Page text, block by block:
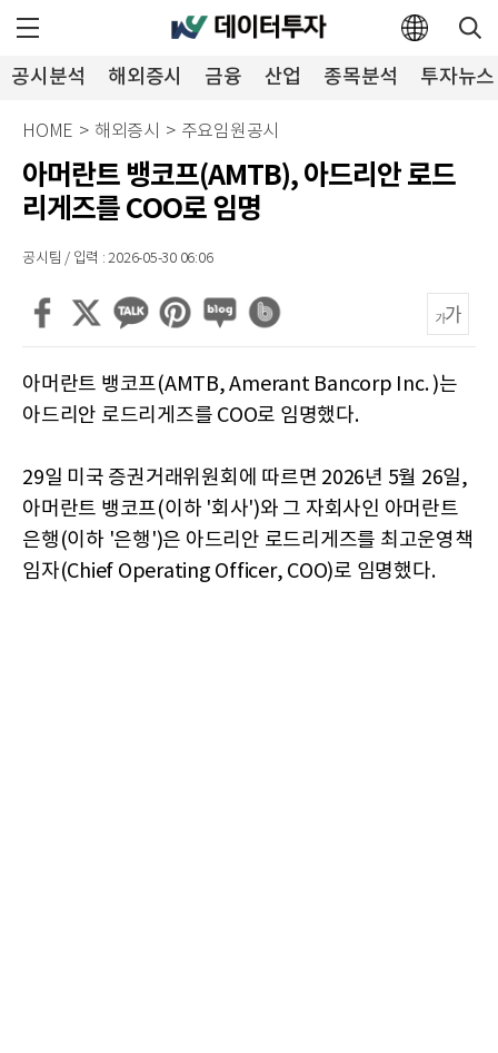
공시분석 해외증시 금융 산업 종목분석 투자뉴스
HOME > 해외증시 > 주요임원공시
아머란트 뱅코프(AMTB), 아드리안 로드
리게즈를 COO로 임명
공시팀 / 입력 : 2026-05-30 06:06
아머란트 뱅코프(AMTB, Amerant Bancorp Inc. )는
아드리안 로드리게즈를 COO로 임명했다.
29일 미국 증권거래위원회에 따르면 2026년 5월 26일,
아머란트 뱅코프(이하 '회사')와 그 자회사인 아머란트
은행(이하 '은행')은 아드리안 로드리게즈를 최고운영책
임자(Chief Operating Officer, COO)로 임명했다.